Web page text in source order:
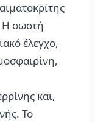
Η σωστή
έλεγχο,
και,
Το